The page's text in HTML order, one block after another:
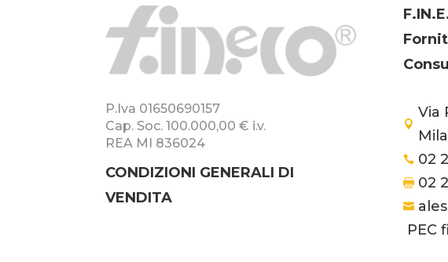
P.Iva 01650690157
Cap. Soc. 100.000,00 € i.v.
REA MI 836024
CONDIZIONI GENERALI DI
VENDITA

Via
 02
 02

PEC